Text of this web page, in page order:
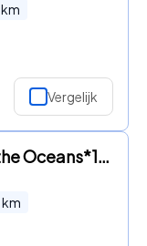
km
Vergelijk
BMW i3 - For the Oceans*120Ah 42 kWh//W-pomp/SOH 96%/Camera/3-fase/Le
km